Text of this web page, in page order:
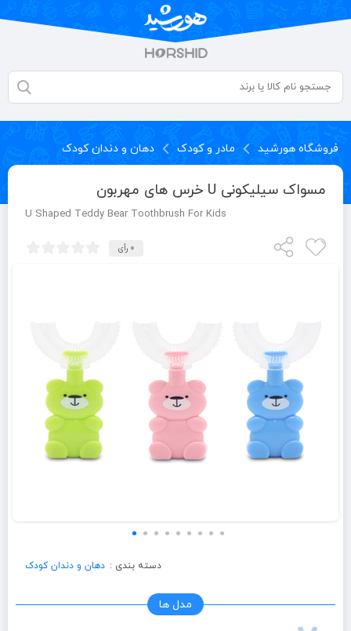
فروشگاه هورشید مادر و کودک دهان و دندان کودک
مسواک سیلیکونی U خرس های مهربون
U Shaped Teddy Bear Toothbrush For Kids
0 رأی
دسته بندی : دهان و دندان کودک
مدل ها